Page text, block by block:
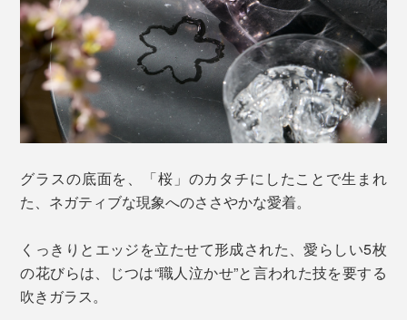
グラスの底面を、「桜」のカタチにしたことで生まれ
た、ネガティブな現象へのささやかな愛着。
くっきりとエッジを立たせて形成された、愛らしい5枚
の花びらは、じつは“職人泣かせ”と言われた技を要する
吹きガラス。